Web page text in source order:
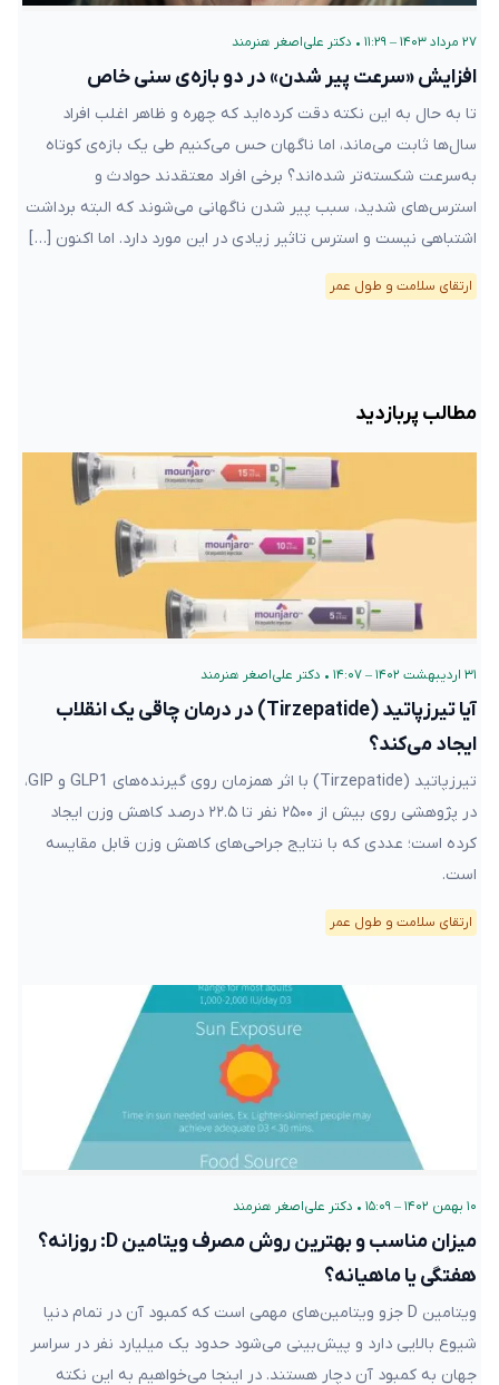
۲۷ مرداد ۱۴۰۳ – ۱۱:۲۹ • دکتر علی‌اصغر هنرمند
افزایش «سرعت پیر شدن» در دو بازه‌ی سنی خاص
تا به حال به این نکته دقت کرده‌اید که چهره و ظاهر اغلب افراد
سال‌ها ثابت می‌ماند، اما ناگهان حس می‌کنیم طی یک بازه‌ی کوتاه
به‌سرعت شکسته‌تر شده‌اند؟ برخی افراد معتقدند حوادث و
استرس‌های شدید، سبب پیر شدن ناگهانی می‌شوند که البته برداشت
اشتباهی نیست و استرس تاثیر زیادی در این مورد دارد. اما اکنون […]
ارتقای سلامت و طول عمر
مطالب پربازدید
۳۱ اردیبهشت ۱۴۰۲ – ۱۴:۰۷ • دکتر علی‌اصغر هنرمند
آیا تیرزپاتید (Tirzepatide) در درمان چاقی یک انقلاب
ایجاد می‌کند؟
تیرزپاتید (Tirzepatide) با اثر همزمان روی گیرنده‌های GLP1 و GIP،
در پژوهشی روی بیش از ۲۵۰۰ نفر تا ۲۲.۵ درصد کاهش وزن ایجاد
کرده است؛ عددی که با نتایج جراحی‌های کاهش وزن قابل مقایسه
است.
ارتقای سلامت و طول عمر
۱۰ بهمن ۱۴۰۲ – ۱۵:۰۹ • دکتر علی‌اصغر هنرمند
میزان مناسب و بهترین روش مصرف ویتامین D: روزانه؟
هفتگی یا ماهیانه؟
ویتامین D جزو ویتامین‌های مهمی است که کمبود آن در تمام دنیا
شیوع بالایی دارد و پیش‌بینی می‌شود حدود یک میلیارد نفر در سراسر
جهان به کمبود آن دچار هستند. در اینجا می‌خواهیم به این نکته